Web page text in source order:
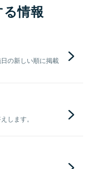
情報
の新しい順に掲載
します。